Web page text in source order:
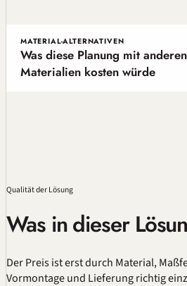
MATERIAL-ALTERNATIVEN
Was diese Planung mit
Materialien kosten würde
Qualitätder Lösung
Was in dieser
Der Preis ist erst durch Material,
Vormontage und Lieferung richtig